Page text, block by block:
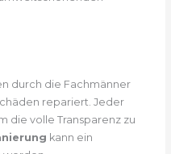
durch die Fachmänner
repariert. Jeder
die volle Transparenz zu
kann ein